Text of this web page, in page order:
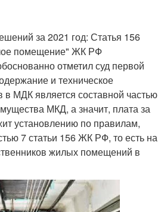
за 2021 год: Статья 156
помещение" ЖК РФ
отметил суд первой
и техническое
МДК является составной частью
МКД, а значит, плата за
установлению по правилам,
7 статьи 156 ЖК РФ, то есть на
жилых помещений в